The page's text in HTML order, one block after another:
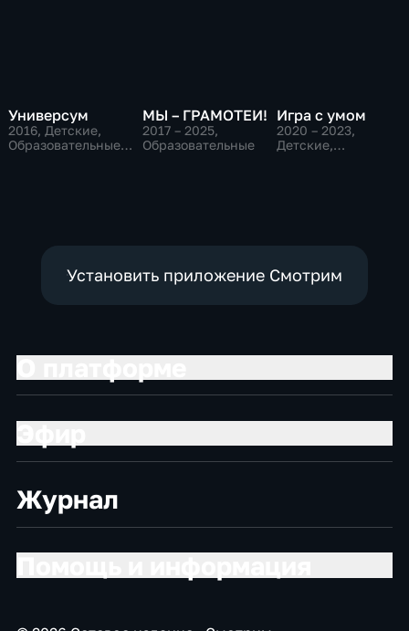
Универсум
2016, Детские,
Образовательные,
МЫ – ГРАМОТЕИ!
2017 – 2025,
Образовательные
Игра с умом
2020 – 2023,
Детские,
Установить приложение Смотрим
Журнал